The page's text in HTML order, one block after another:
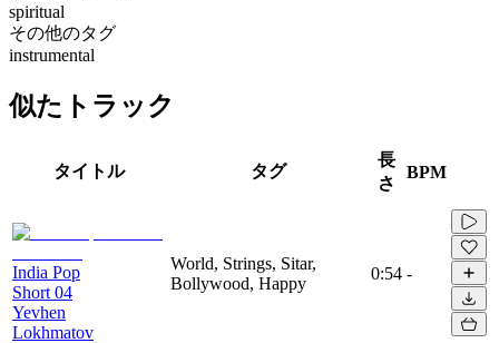
spiritual
その他のタグ
instrumental
似たトラック
タイトル タグ
長
さ
BPM
India Pop
Short 04
Yevhen
Lokhmatov
World, Strings, Sitar,
Bollywood, Happy
0:54 -